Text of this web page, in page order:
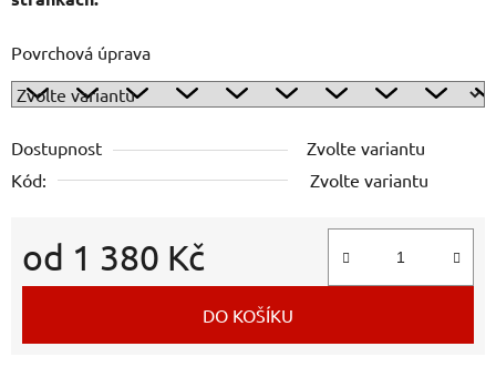
Povrchová úprava
Dostupnost
Zvolte variantu
Kód:
Zvolte variantu
od 1 380 Kč
Měrná cena:
DO KOŠÍKU